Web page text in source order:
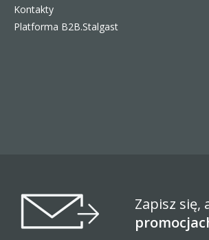
Kontakty
Platforma B2B.Stalgast
Zapisz